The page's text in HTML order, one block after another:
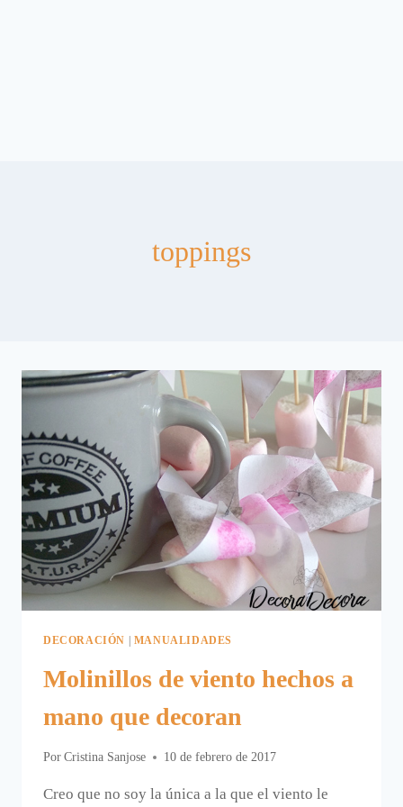
toppings
DECORACIÓN | MANUALIDADES
Molinillos de viento hechos a
mano que decoran
Por Cristina Sanjose 10 de febrero de 2017
Creo que no soy la única a la que el viento le